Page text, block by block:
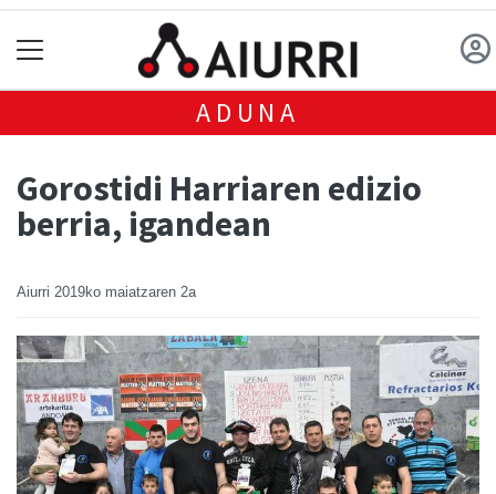
ADUNA
Gorostidi Harriaren edizio
berria, igandean
Aiurri 2019ko maiatzaren 2a